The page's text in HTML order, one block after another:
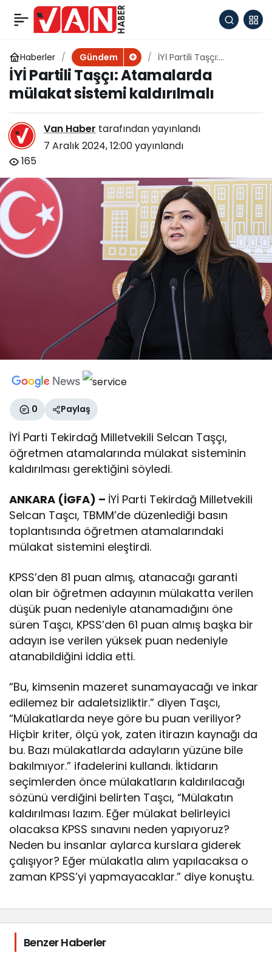
Haberler Gündem
İYİ Partili Taşçı:
Atamalarda mülakat
sistemi kaldırılmalı
İYİ Partili Taşçı: Atamalarda
mülakat sistemi kaldırılmalı
Van Haber tarafından yayınlandı
7 Aralık 2024, 12:00yayınlandı
165
0 Paylaş
İYİ Parti Tekirdağ Milletvekili Selcan Taşçı,
öğretmen atamalarında mülakat sisteminin
kaldırılması gerektiğini söyledi.
ANKARA (İGFA) – İYİ Parti Tekirdağ Milletvekili
Selcan Taşcı, TBMM’de düzenlediği basın
toplantısında öğretmen atamalarındaki
mülakat sistemini eleştirdi.
KPSS’den 81 puan almış, atanacağı garanti
olan bir öğretmen adayının mülakatta verilen
düşük puan nedeniyle atanamadığını öne
süren Taşcı, KPSS’den 61 puan almış başka bir
adayın ise verilen yüksek puan nedeniyle
atanabildiğini iddia etti.
“Bu, kimsenin mazeret sunamayacağı ve inkar
edilemez bir adaletsizliktir.” diyen Taşcı,
“Mülakatlarda neye göre bu puan veriliyor?
Hiçbir kriter, ölçü yok, zaten itirazın kaynağı da
bu. Bazı mülakatlarda adayların yüzüne bile
bakılmıyor.” ifadelerini kullandı. İktidarın
seçimlerden önce mülakatların kaldırılacağı
sözünü verdiğini belirten Taşcı, “Mülakatın
kaldırılması lazım. Eğer mülakat belirleyici
olacaksa KPSS sınavını neden yapıyoruz?
Neden bu insanlar aylarca kurslara giderek
çalışıyor? Eğer mülakatla alım yapılacaksa o
zaman KPSS’yi yapmayacaklar.” diye konuştu.
İYİ Partili Taşçı:
Atamalarda mülakat
sistemi kaldırılmalı
0
Benzer Haberler